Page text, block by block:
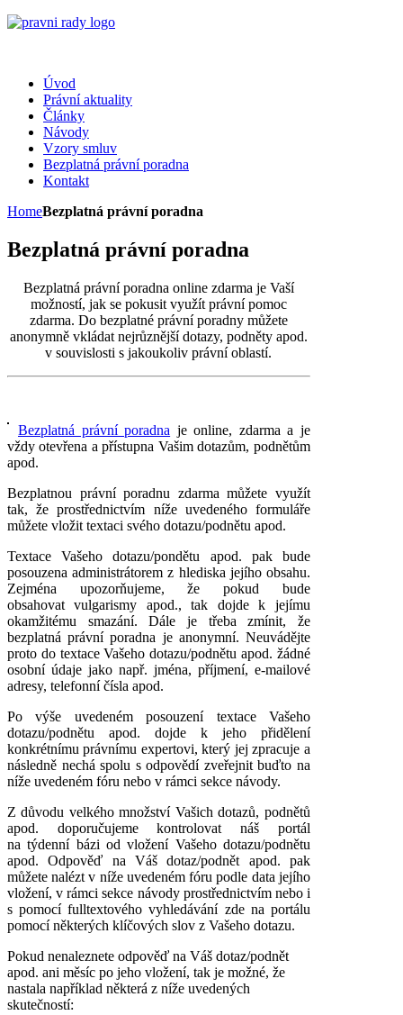
Úvod
Právní aktuality
Články
Návody
Vzory smluv
Bezplatná právní poradna
Kontakt
HomeBezplatná právní poradna
Bezplatná právní poradna
Bezplatná právní poradna online zdarma je Vaší
možností, jak se pokusit využít právní pomoc
zdarma. Do bezplatné právní poradny můžete
anonymně vkládat nejrůznější dotazy, podněty apod.
v souvislosti s jakoukoliv právní oblastí.
Bezplatná právní poradna je online, zdarma a je
vždy otevřena a přístupna Vašim dotazům, podnětům
apod.
Bezplatnou právní poradnu zdarma můžete využít
tak, že prostřednictvím níže uvedeného formuláře
můžete vložit textaci svého dotazu/podnětu apod.
Textace Vašeho dotazu/pondětu apod. pak bude
posouzena administrátorem z hlediska jejího obsahu.
Zejména upozorňujeme, že pokud bude
obsahovat vulgarismy apod., tak dojde k jejímu
okamžitému smazání. Dále je třeba zmínit, že
bezplatná právní poradna je anonymní. Neuvádějte
proto do textace Vašeho dotazu/podnětu apod. žádné
osobní údaje jako např. jména, příjmení, e-mailové
adresy, telefonní čísla apod.
Po výše uvedeném posouzení textace Vašeho
dotazu/podnětu apod. dojde k jeho přidělení
konkrétnímu právnímu expertovi, který jej zpracuje a
následně nechá spolu s odpovědí zveřejnit buďto na
níže uvedeném fóru nebo v rámci sekce návody.
Z důvodu velkého množství Vašich dotazů, podnětů
apod. doporučujeme kontrolovat náš portál
na týdenní bázi od vložení Vašeho dotazu/podnětu
apod. Odpověď na Váš dotaz/podnět apod. pak
můžete nalézt v níže uvedeném fóru podle data jejího
vložení, v rámci sekce návody prostřednictvím nebo i
s pomocí fulltextového vyhledávání zde na portálu
pomocí některých klíčových slov z Vašeho dotazu.
Pokud nenaleznete odpověď na Váš dotaz/podnět
apod. ani měsíc po jeho vložení, tak je možné, že
nastala například některá z níže uvedených
skutečností: